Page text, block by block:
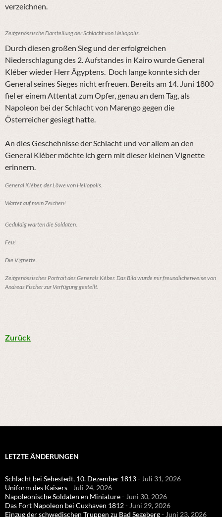
verzeichnen.
Zeitgenössische Darstellung der Schlacht von Heliopolis.
Durch diesen großen Sieg und der erfolgreichen
Niederschlagung des 2. Aufstandes in Kairo wurde General
Kléber wieder Herr Ägyptens. Doch lange konnte sich der
General seines Sieges nicht erfreuen. Bereits am 14. Juni 1800
fiel er einem Attentat zum Opfer, genau an dem Tag, als
Napoleon bei der Schlacht von Marengo gegen die
Österreicher gesiegt hatte.
An dies Geschehnisse der Schlacht und vor allem an den
General Kléber möchte ich gern mit dieser kleinen Vignette
erinnern.
General Kléber, der Löwe von Heliopolis.
Wartet auf mein Zeichen!
Geduldig warten die Soldaten.
Feu!
Die Vignette.
Zeitgenössisches Portrait des Generals Kéber. Das Bild wurde mir freundlicherweise von
Andreas Fischer zur Verfügung gestellt.
Zurück
LETZTE ÄNDERUNGEN
Schlacht bei Sehestedt, 10. Dezember 1813- Juli 31, 2026
Uniform des Kaisers- Juli 24, 2026
Napoleonische Soldaten en Miniature- Juni 30, 2026
Das Fort Napoleon bei Cuxhaven 1812- Juni 29, 2026
Einzug der schwedischen Truppen zu Bad Segeberg- Juni 23, 2026